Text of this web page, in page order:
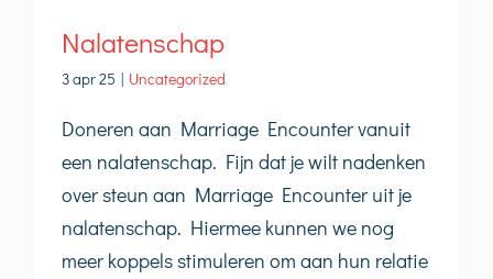
Nalatenschap
3 apr 25 | Uncategorized
Doneren aan Marriage Encounter vanuit
een nalatenschap. Fijn dat je wilt nadenken
over steun aan Marriage Encounter uit je
nalatenschap. Hiermee kunnen we nog
meer koppels stimuleren om aan hun relatie